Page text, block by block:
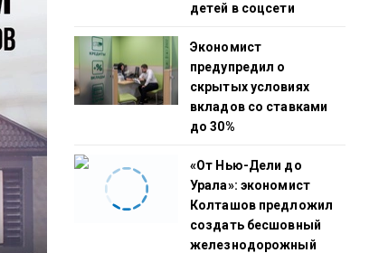
детей в соцсети
Экономист
предупредил о
скрытых условиях
вкладов со ставками
до 30%
«От Нью-Дели до
Урала»: экономист
Колташов предложил
создать бесшовный
железнодорожный